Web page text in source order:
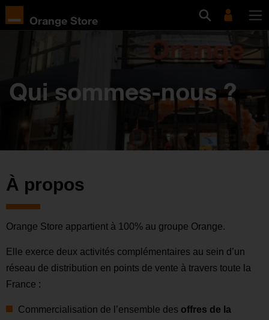
Orange Store
Qui sommes-nous ?
À propos
Orange Store appartient à 100% au groupe Orange.
Elle exerce deux activités complémentaires au sein d’un
réseau de distribution en points de vente à travers toute la
France :
Commercialisation de l’ensemble des offres de la